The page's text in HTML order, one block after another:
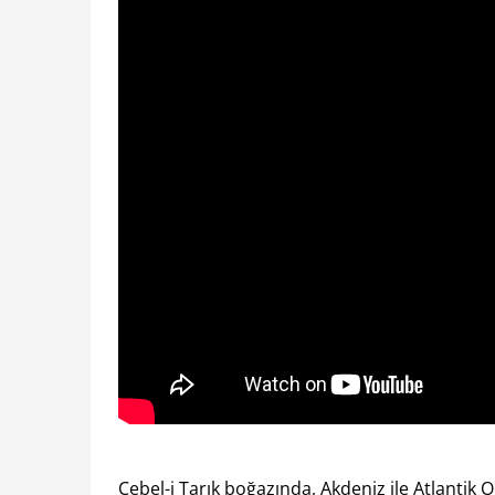
Cebel-i Tarık boğazında, Akdeniz ile